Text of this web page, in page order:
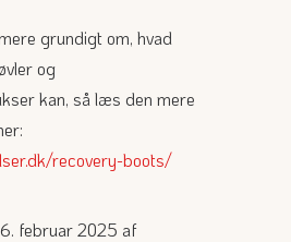
grundigt om, hvad
og
kan, så læs den mere
recovery-boots/
februar 2025 af